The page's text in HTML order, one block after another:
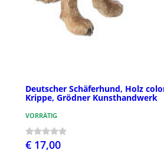
Deutscher Schäferhund, Holz
Krippe, Grödner Kunsthandwerk
VORRÄTIG
€ 17,00